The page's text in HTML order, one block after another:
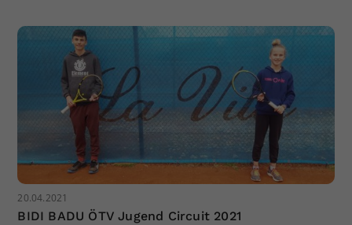
20.04.2021
BIDI BADU ÖTV Jugend Circuit 2021